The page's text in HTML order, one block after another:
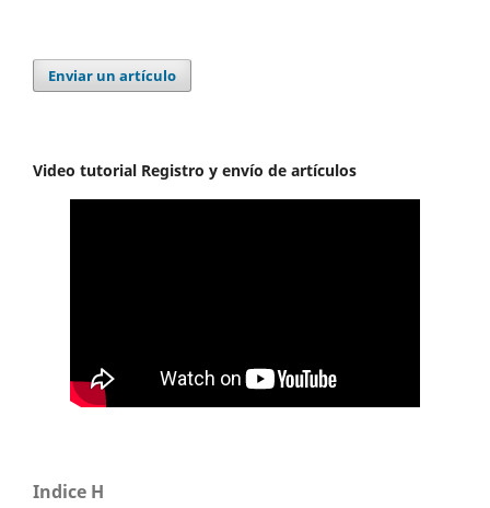
Enviar un artículo
Video tutorial Registro y envío de artículos
Indice H